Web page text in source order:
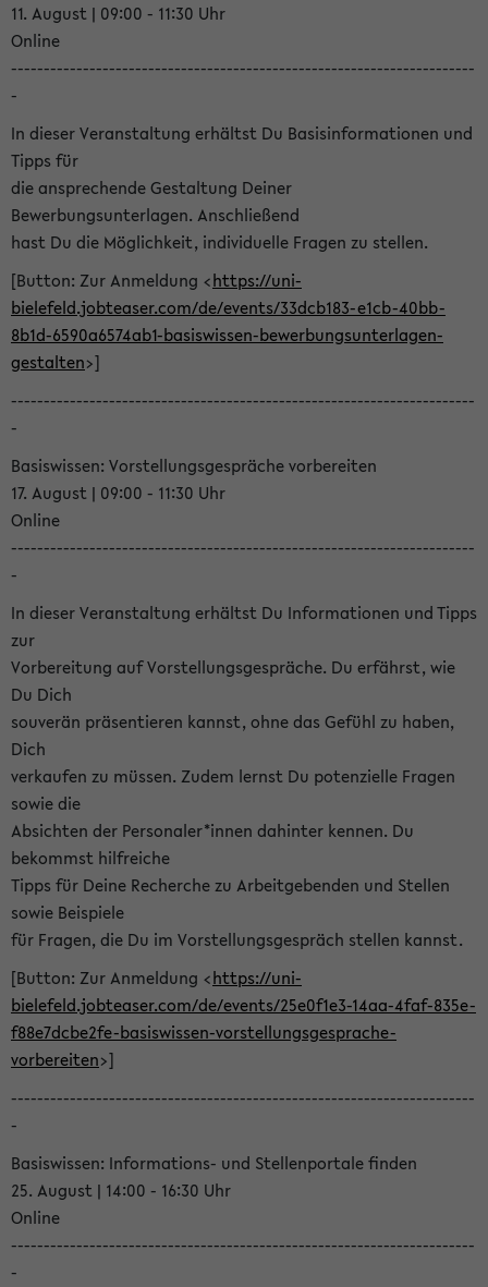
11. August | 09:00 - 11:30 Uhr
Online
-----------------------------------------------------------------------
-
In dieser Veranstaltung erhältst Du Basisinformationen und
Tipps für
die ansprechende Gestaltung Deiner
Bewerbungsunterlagen. Anschließend
hast Du die Möglichkeit, individuelle Fragen zu stellen.
[Button: Zur Anmeldung <https://uni-
bielefeld.jobteaser.com/de/events/33dcb183-e1cb-40bb-
8b1d-6590a6574ab1-basiswissen-bewerbungsunterlagen-
gestalten>]
-----------------------------------------------------------------------
-
Basiswissen: Vorstellungsgespräche vorbereiten
17. August | 09:00 - 11:30 Uhr
Online
-----------------------------------------------------------------------
-
In dieser Veranstaltung erhältst Du Informationen und Tipps
zur
Vorbereitung auf Vorstellungsgespräche. Du erfährst, wie
Du Dich
souverän präsentieren kannst, ohne das Gefühl zu haben,
Dich
verkaufen zu müssen. Zudem lernst Du potenzielle Fragen
sowie die
Absichten der Personaler*innen dahinter kennen. Du
bekommst hilfreiche
Tipps für Deine Recherche zu Arbeitgebenden und Stellen
sowie Beispiele
für Fragen, die Du im Vorstellungsgespräch stellen kannst.
[Button: Zur Anmeldung <https://uni-
bielefeld.jobteaser.com/de/events/25e0f1e3-14aa-4faf-835e-
f88e7dcbe2fe-basiswissen-vorstellungsgesprache-
vorbereiten>]
-----------------------------------------------------------------------
-
Basiswissen: Informations- und Stellenportale finden
25. August | 14:00 - 16:30 Uhr
Online
-----------------------------------------------------------------------
-